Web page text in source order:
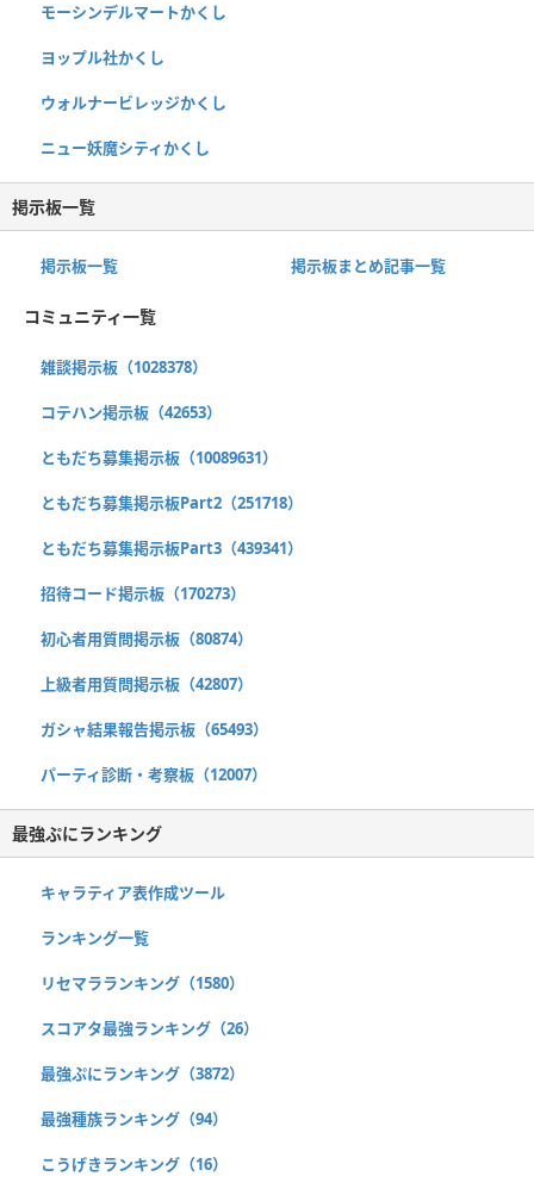
モーシンデルマートかくし
ヨップル社かくし
ウォルナービレッジかくし
ニュー妖魔シティかくし
掲示板一覧
掲示板一覧 掲示板まとめ記事一覧
コミュニティ一覧
雑談掲示板（1028378）
コテハン掲示板（42653）
ともだち募集掲示板（10089631）
ともだち募集掲示板Part2（251718）
ともだち募集掲示板Part3（439341）
招待コード掲示板（170273）
初心者用質問掲示板（80874）
上級者用質問掲示板（42807）
ガシャ結果報告掲示板（65493）
パーティ診断・考察板（12007）
最強ぷにランキング
キャラティア表作成ツール
ランキング一覧
リセマラランキング（1580）
スコアタ最強ランキング（26）
最強ぷにランキング（3872）
最強種族ランキング（94）
こうげきランキング（16）